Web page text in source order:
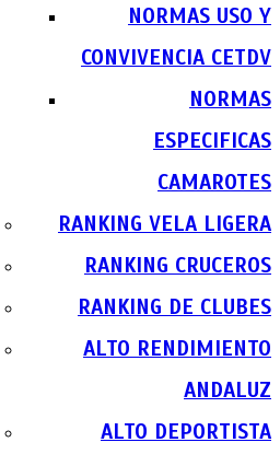
NORMAS USO Y
CONVIVENCIA CETDV
NORMAS
ESPECIFICAS
CAMAROTES
RANKING VELA LIGERA
RANKING CRUCEROS
RANKING DE CLUBES
ALTO RENDIMIENTO
ANDALUZ
ALTO DEPORTISTA